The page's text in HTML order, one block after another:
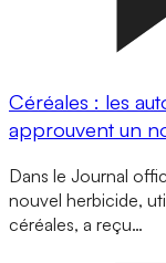
Céréales : les
approuvent un
Dans le Journal
nouvel herbicide,
céréales, a reçu…